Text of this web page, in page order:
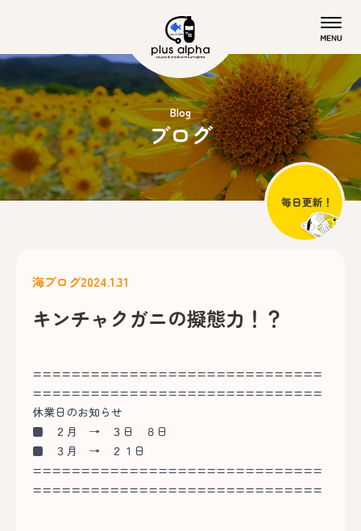
Blog
ブログ
海ブログ2024.1.31
キンチャクガニの擬態力！？
==============================
==============================
休業日のお知らせ
■ ２月 → ３日 ８日
■ ３月 → ２１日
==============================
==============================